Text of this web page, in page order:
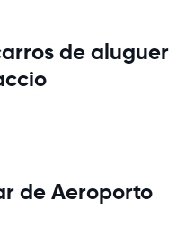
de aluguer
de Aeroporto